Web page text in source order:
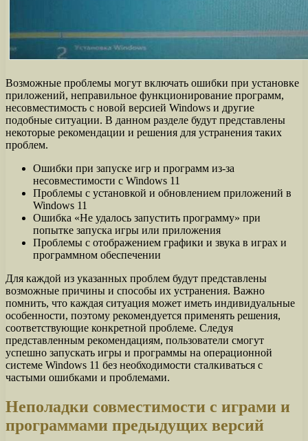
Возможные проблемы могут включать ошибки при установке
приложений, неправильное функционирование программ,
несовместимость с новой версией Windows и другие
подобные ситуации. В данном разделе будут представлены
некоторые рекомендации и решения для устранения таких
проблем.
Ошибки при запуске игр и программ из-за
несовместимости с Windows 11
Проблемы с установкой и обновлением приложений в
Windows 11
Ошибка «Не удалось запустить программу» при
попытке запуска игры или приложения
Проблемы с отображением графики и звука в играх и
программном обеспечении
Для каждой из указанных проблем будут представлены
возможные причины и способы их устранения. Важно
помнить, что каждая ситуация может иметь индивидуальные
особенности, поэтому рекомендуется применять решения,
соответствующие конкретной проблеме. Следуя
представленным рекомендациям, пользователи смогут
успешно запускать игры и программы на операционной
системе Windows 11 без необходимости сталкиваться с
частыми ошибками и проблемами.
Неполадки совместимости с играми и
программами предыдущих версий